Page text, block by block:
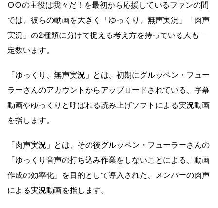
○○の主役は我々だ！を最初から応援しているファンの間
では、彼らの動画を大きく「ゆっくり、無声実況」「肉声
実況」の2種類に分けて捉える考え方を持っている人も一
定数います。
「ゆっくり、無声実況」とは、初期にグルッペン・フュー
ラーさんのアカウントからアップロードされている、字幕
動画やゆっくりと呼ばれる読み上げソフトによる実況動画
を指します。
「肉声実況」とは、その後グルッペン・フューラーさんの
「ゆっくり音声の打ち込み作業をしないことによる、動画
作成の効率化」を目的として導入された、メンバーの肉声
による実況動画を指します。